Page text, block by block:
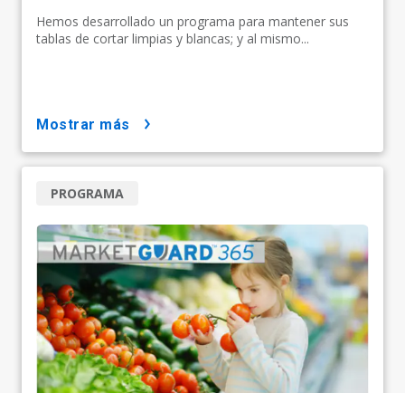
Hemos desarrollado un programa para mantener sus
tablas de cortar limpias y blancas; y al mismo...
mostrar más
PROGRAMA